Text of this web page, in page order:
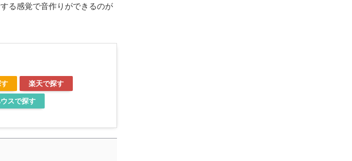
る感覚で音作りができるのが
楽天で探す
スで探す